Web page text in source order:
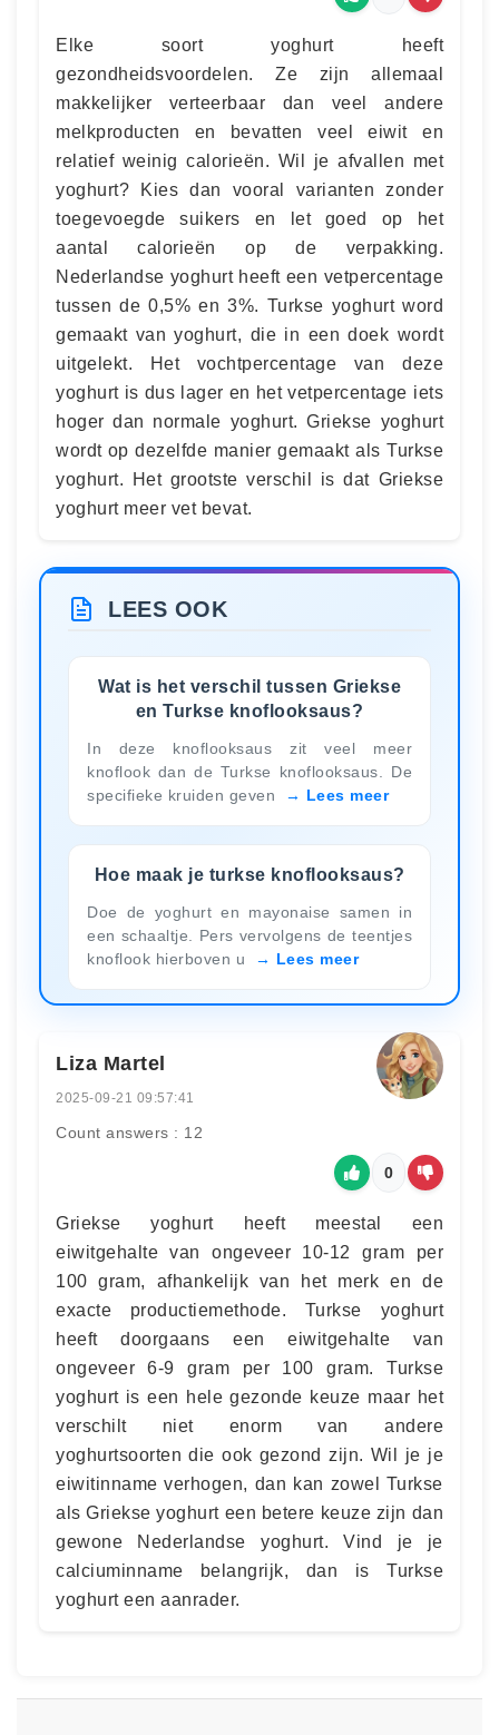
Elke soort yoghurt heeft
gezondheidsvoordelen. Ze zijn allemaal
makkelijker verteerbaar dan veel andere
melkproducten en bevatten veel eiwit en
relatief weinig calorieën. Wil je afvallen met
yoghurt? Kies dan vooral varianten zonder
toegevoegde suikers en let goed op het
aantal calorieën op de verpakking.
Nederlandse yoghurt heeft een vetpercentage
tussen de 0,5% en 3%. Turkse yoghurt word
gemaakt van yoghurt, die in een doek wordt
uitgelekt. Het vochtpercentage van deze
yoghurt is dus lager en het vetpercentage iets
hoger dan normale yoghurt. Griekse yoghurt
wordt op dezelfde manier gemaakt als Turkse
yoghurt. Het grootste verschil is dat Griekse
yoghurt meer vet bevat.
LEES OOK
Wat is het verschil tussen Griekse
en Turkse knoflooksaus?
In deze knoflooksaus zit veel meer
knoflook dan de Turkse knoflooksaus. De
specifieke kruiden geven
Lees meer
Hoe maak je turkse knoflooksaus?
Doe de yoghurt en mayonaise samen in
een schaaltje. Pers vervolgens de teentjes
knoflook hierboven u
Lees meer
Liza Martel
2025-09-21 09:57:41
Count answers : 12
0
Griekse yoghurt heeft meestal een
eiwitgehalte van ongeveer 10-12 gram per
100 gram, afhankelijk van het merk en de
exacte productiemethode. Turkse yoghurt
heeft doorgaans een eiwitgehalte van
ongeveer 6-9 gram per 100 gram. Turkse
yoghurt is een hele gezonde keuze maar het
verschilt niet enorm van andere
yoghurtsoorten die ook gezond zijn. Wil je je
eiwitinname verhogen, dan kan zowel Turkse
als Griekse yoghurt een betere keuze zijn dan
gewone Nederlandse yoghurt. Vind je je
calciuminname belangrijk, dan is Turkse
yoghurt een aanrader.